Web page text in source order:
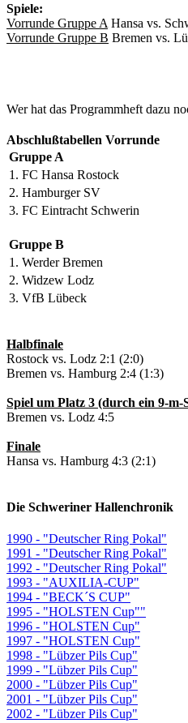
Spiele:
Vorrunde Gruppe A Hansa vs.
Vorrunde Gruppe B Bremen vs.
Wer hat das Programmheft dazu
Abschlußtabellen Vorrunde
Gruppe A
1. FC Hansa Rostock
2. Hamburger SV
3. FC Eintracht Schwerin
Gruppe B
1. Werder Bremen
2. Widzew Lodz
3. VfB Lübeck
Halbfinale
Rostock vs. Lodz 2:1 (2:0)
Bremen vs. Hamburg 2:4 (1:3)
Spiel um Platz 3 (durch ein 9-m-
Bremen vs. Lodz 4:5
Finale
Hansa vs. Hamburg 4:3 (2:1)
Die Schweriner Hallenchronik
1990 - "Deutscher Ring Pokal"
1991 - "Deutscher Ring Pokal"
1992 - "Deutscher Ring Pokal"
1993 - "AUXILIA-CUP"
1994 - "BECK´S CUP"
1995 - "HOLSTEN Cup""
1996 - "HOLSTEN Cup"
1997 - "HOLSTEN Cup"
1998 - "Lübzer Pils Cup"
1999 - "Lübzer Pils Cup"
2000 - "Lübzer Pils Cup"
2001 - "Lübzer Pils Cup"
2002 - "Lübzer Pils Cup"